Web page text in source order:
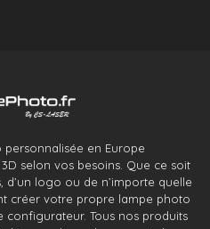
personnalisée en Europe
selon vos besoins. Que ce soit
logo ou de n’importe quelle
créer votre propre lampe photo
configurateur. Tous nos produits